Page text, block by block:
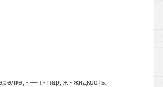
- —п - пар; ж - жидкость.